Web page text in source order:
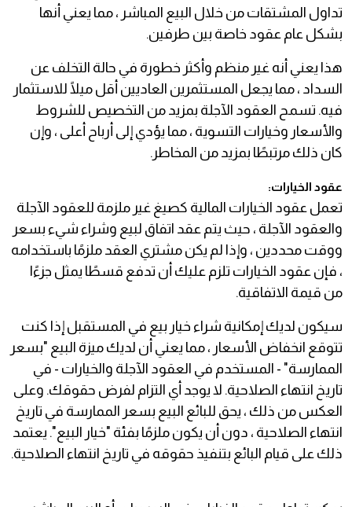
تداول المشتقات من خلال البيع المباشر ، مما يعني أنها
بشكل عام عقود خاصة بين طرفين.
هذا يعني أنه غير منظم وأكثر خطورة في حالة التخلف عن
السداد ، مما يجعل المستثمرين العاديين أقل ميلًا للاستثمار
فيه. تسمح العقود الآجلة بمزيد من التخصيص للشروط
والأسعار وخيارات التسوية ، مما يؤدي إلى أرباح أعلى ، وإن
كان ذلك مرتبطًا بمزيد من المخاطر.
عقود الخيارات:
تعمل عقود الخيارات المالية كصيغ غير ملزمة للعقود الآجلة
والعقود الآجلة ، حيث يتم عقد اتفاق لبيع وشراء شيء بسعر
ووقت محددين ، وإذا لم يكن مشتري العقد ملزمًا باستخدامه
، فإن عقود الخيارات تلزم عليك أن تدفع قسطًا يمثل جزءًا
من قيمة الاتفاقية.
سيكون لديك إمكانية شراء خيار بيع في المستقبل إذا كنت
تتوقع انخفاض الأسعار ، مما يعني أن لديك ميزة البيع "بسعر
الممارسة" - المستخدم في العقود الآجلة والخيارات - في
تاريخ انتهاء الصلاحية. لا يوجد أي التزام لفرض حقوقك. وعلى
العكس من ذلك ، يحق للبائع البيع بسعر الممارسة في تاريخ
انتهاء الصلاحية ، دون أن يكون ملزمًا بفئة "خيار البيع". يعتمد
ذلك على قيام البائع بتنفيذ حقوقه في تاريخ انتهاء الصلاحية.